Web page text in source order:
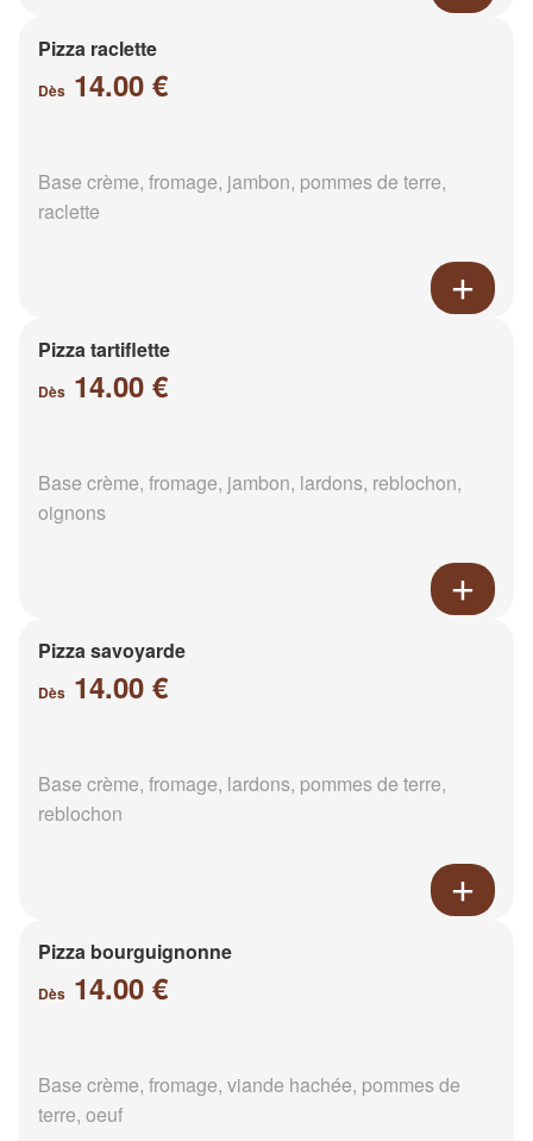
Pizza raclette
Dès 14.00 €
Base crème, fromage, jambon, pommes de terre,
raclette
Pizza tartiflette
Dès 14.00 €
Base crème, fromage, jambon, lardons, reblochon,
oignons
Pizza savoyarde
Dès 14.00 €
Base crème, fromage, lardons, pommes de terre,
reblochon
Pizza bourguignonne
Dès 14.00 €
Base crème, fromage, viande hachée, pommes de
terre, oeuf